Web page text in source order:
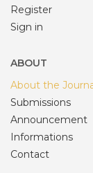
Register
Sign in
ABOUT
About the
Submissions
Announcement
Informations
Contact